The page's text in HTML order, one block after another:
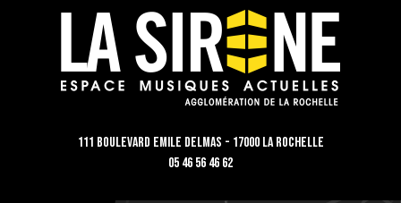
111 Boulevard Emile Delmas - 17000 La Rochelle
05 46 56 46 62